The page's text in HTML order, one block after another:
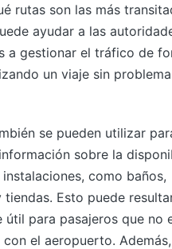
rutas son las más
ayudar a las
a gestionar el tráfico de
un viaje sin
se pueden utilizar
sobre la
como baños,
tiendas. Esto puede
útil para pasajeros que no
el aeropuerto.